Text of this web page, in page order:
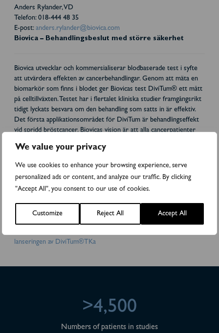
We value your privacy
We use cookies to enhance your browsing experience, serve
personalized ads or content, and analyze our traffic. By clicking
"Accept All", you consent to our use of cookies.
Customize Reject All Accept All
Anders Rylander, VD
Telefon: 018-444 48 35
E-post: anders.rylander@biovica.com
Biovica – Behandlingsbeslut med större säkerhet
Biovica utvecklar och kommersialiserar blodbaserade test i syfte
att utvärdera effekten av cancerbehandlingar. Genom att mäta en
biomarkör som finns i blodet ger Biovicas test DiviTum® ett mått
på celltillväxten. Testet har i flertalet kliniska studier framgångsrikt
tidigt lyckats besvara om den behandling som satts in är effektiv.
Det första applikationsområdet för DiviTum är behandlingseffekt
vid spridd bröstcancer. Biovicas vision är att alla cancerpatienter
med världsledande cancerinstitut och läkemedelsbolag. DiviTum är
CE-märkt och registrerat hos svenska Läkemedelsverket. Biovicas
aktie handlas på Nasdaq First North Growth Market (BIOVIC B).
FNCA Sweden AB är bolagets Certified Adviser,
info@fnca.se, 08-
528 00 399. För mer information, besök gärnawww.biovica.com
Bifogade filer
lanseringen av DiviTum®TKa
>4,500
Numbers of patients in studies